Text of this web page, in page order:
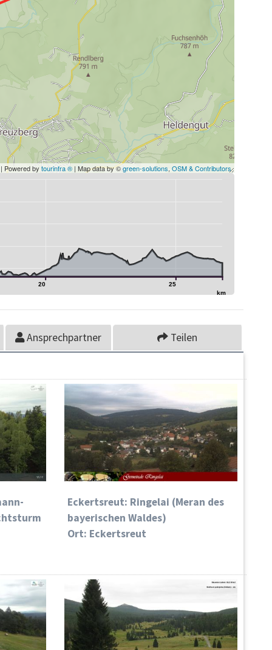
Powered by tourinfra ® | Map data by ©green-solutions, OSM & Contributors
20 25
km
Ansprechpartner Teilen
Eckertsreut: Ringelai (Meran des
bayerischen Waldes)
Ort: Eckertsreut